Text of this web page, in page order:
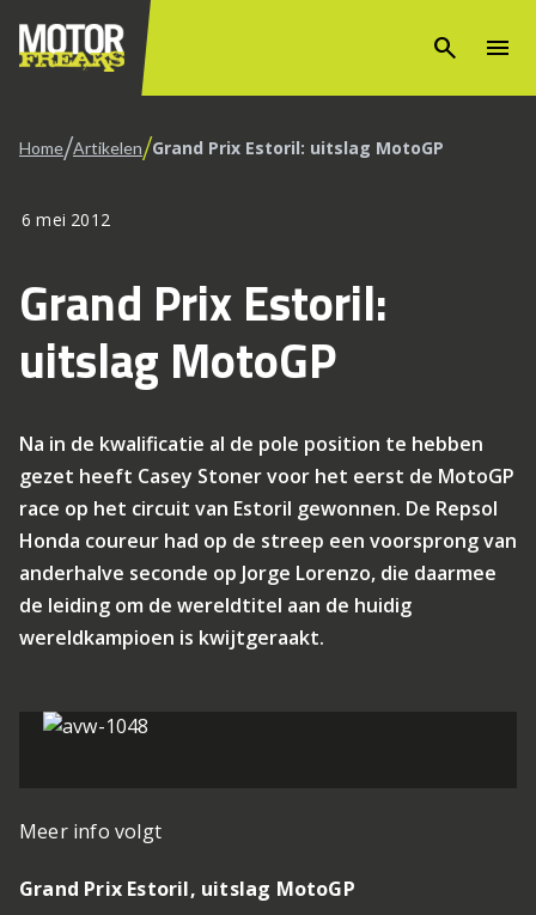
search menu
Home/Artikelen/Grand Prix Estoril: uitslag MotoGP
6 mei 2012
Grand Prix Estoril:
uitslag MotoGP
Na in de kwalificatie al de pole position te hebben
gezet heeft Casey Stoner voor het eerst de MotoGP
race op het circuit van Estoril gewonnen. De Repsol
Honda coureur had op de streep een voorsprong van
anderhalve seconde op Jorge Lorenzo, die daarmee
de leiding om de wereldtitel aan de huidig
wereldkampioen is kwijtgeraakt.
Meer info volgt
Grand Prix Estoril, uitslag MotoGP